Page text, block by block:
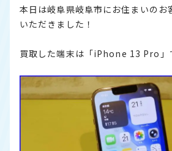
本日は岐阜県岐阜市にお住まいのお
いただきました！
買取した端末は「iPhone 13 Pro」